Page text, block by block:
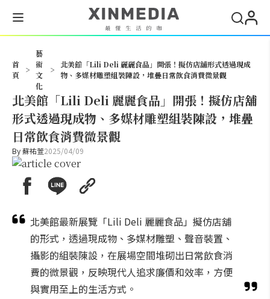
首
頁
>
藝
術
文
化
>
北美館「Lili Deli 麗麗食品」開張！擬仿店舖形式透過現成
物、多媒材雕塑組裝陳設，堆疊日常飲食消費微景觀
北美館「Lili Deli 麗麗食品」開張！擬仿店舖
形式透過現成物、多媒材雕塑組裝陳設，堆疊
日常飲食消費微景觀
By蘇祐萱2025/04/09
北美館最新展覽「Lili Deli 麗麗食品」擬仿店舖
的形式，透過現成物、多媒材雕塑、聲音裝置、
攝影的組裝陳設，在展場空間堆砌出日常飲食消
費的微景觀，反映現代人追求廉價和效率，方便
與實用至上的生活方式。